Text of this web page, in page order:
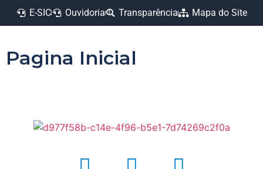
E-SIC Ouvidoria Transparência Mapa do Site
Pagina Inicial